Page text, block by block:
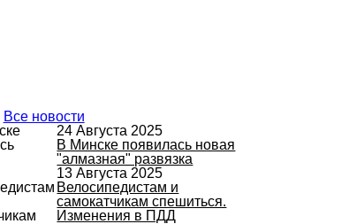
Все новости
24 Августа 2025
В Минске появилась новая
"алмазная" развязка
13 Августа 2025
Велосипедистам и
самокатчикам спешиться.
Изменения в ПДД